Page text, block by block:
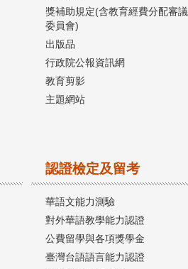
獎補助規定(含教育經費分配審議
委員會)
出版品
行政院公報資訊網
教育剪影
主題網站
認證檢定及留考
華語文能力測驗
對外華語教學能力認證
公費留學與各項獎學金
臺灣台語語言能力認證